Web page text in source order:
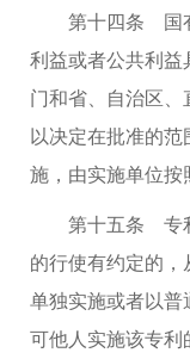
第十四条 国有
利益或者公共利
门和省、自治区
以决定在批准的
施，由实施单位按
第十五条 专利
的行使有约定的
单独实施或者以
可他人实施该专